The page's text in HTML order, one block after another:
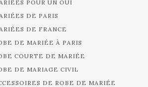
POUR UN OUI
DE PARIS
DE FRANCE
DE MARIÉE À PARIS
COURTE DE MARIÉE
DE MARIAGE CIVIL
DE ROBE DE MARIÉE